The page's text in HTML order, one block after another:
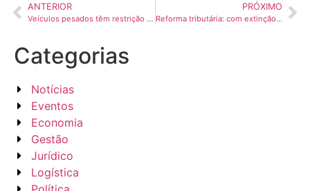
ANTERIOR
Veículos pesados têm restrição de tráfego nas BRs, em datas especiais deste ano
PRÓXIMO
Reforma tributária: com extinção do PIS, Cofins e IPI, R$ 40 bilhões em benefícios fiscais deixarão de existir em 2027
Categorias
Notícias
Eventos
Economia
Gestão
Jurídico
Logística